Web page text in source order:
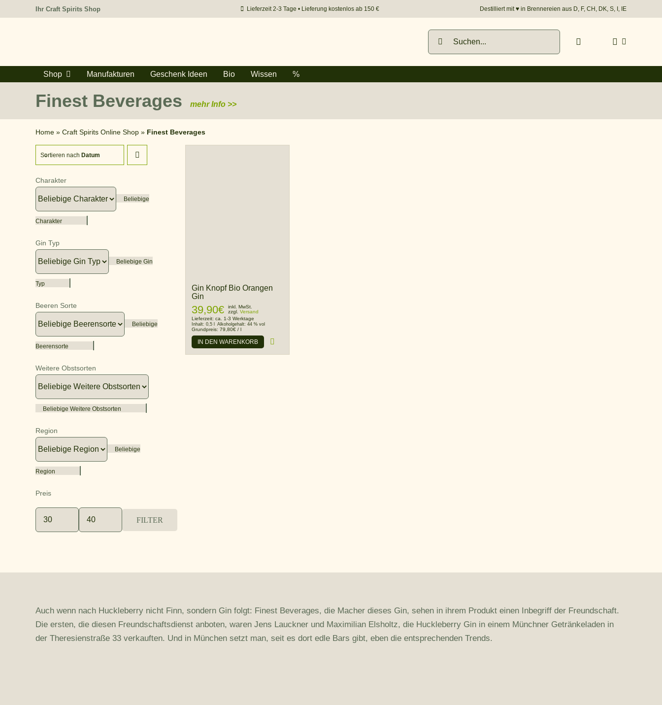
Ihr Craft Spirits Shop Lieferzeit 2-3 Tage • Lieferung kostenlos ab 150 € Destilliert mit♥︎ in Brennereien aus D, F, CH, DK, S, I, IE
Suche
nach:
Shop Manufakturen Geschenk Ideen Bio Wissen %
Finest Beverages mehr Info >>
Home» Craft Spirits Online Shop» Finest Beverages
Sortieren nach Datum
Charakter
Beliebige
Charakter
Gin Typ
Beliebige Gin
Typ
Beeren Sorte
Beliebige
Beerensorte
Weitere Obstsorten
Beliebige Weitere Obstsorten
Region
Beliebige
Region
Preis
Min.
Preis
Max.
Preis
FILTER
Gin Knopf Bio Orangen
Gin
39,90€
inkl. MwSt.
zzgl. Versand
Lieferzeit: ca. 1-3 Werktage
Inhalt: 0,5 l Alkoholgehalt: 44 % vol
Grundpreis: 79,80€ / l
IN DEN WARENKORB
Auch wenn nach Huckleberry nicht Finn, sondern Gin folgt: Finest Beverages, die Macher dieses Gin, sehen in ihrem Produkt einen Inbegriff der Freundschaft.
Die ersten, die diesen Freundschaftsdienst anboten, waren Jens Lauckner und Maximilian Elsholtz, die Huckleberry Gin in einem Münchner Getränkeladen in
der Theresienstraße 33 verkauften. Und in München setzt man, seit es dort edle Bars gibt, eben die entsprechenden Trends.